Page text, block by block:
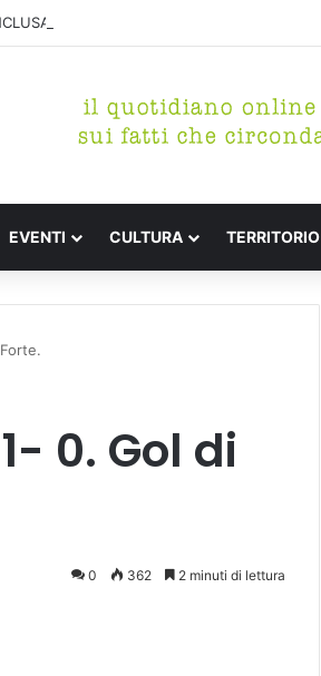
LA DEMOLIZIONE DELL’ALA NORD-SUD
EVENTI CULTURA TERRITORIO
0. Gol di
0 362 2 minuti di lettura